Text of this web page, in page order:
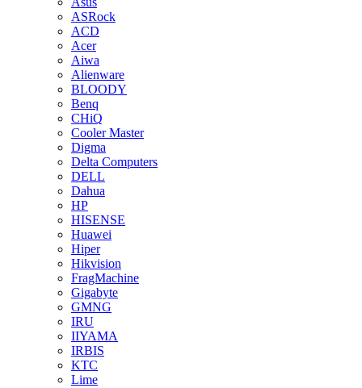
ASRock
ACD
Acer
Aiwa
Alienware
BLOODY
Benq
CHiQ
Cooler Master
Digma
Delta Computers
DELL
Dahua
HP
HISENSE
Huawei
Hiper
Hikvision
FragMachine
Gigabyte
GMNG
IRU
IIYAMA
IRBIS
KTC
Lime